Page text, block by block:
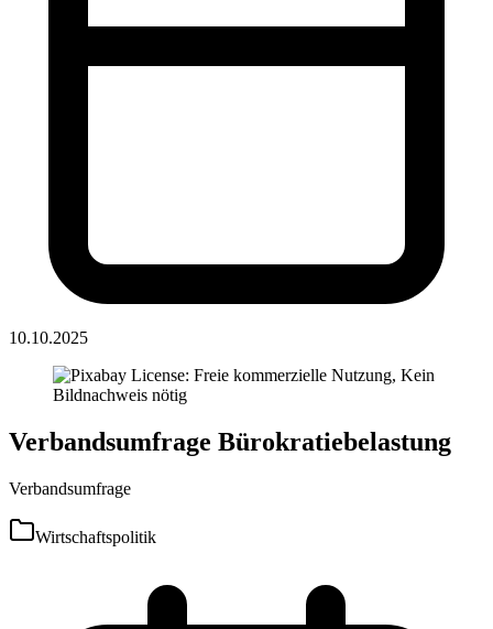
10.10.2025
Verbandsumfrage Bürokratiebelastung
Verbandsumfrage
Wirtschaftspolitik